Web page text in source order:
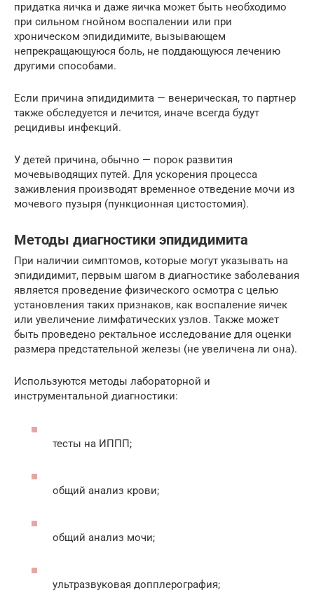
придатка яичка и даже яичка может быть необходимо
при сильном гнойном воспалении или при
хроническом эпидидимите, вызывающем
непрекращающуюся боль, не поддающуюся лечению
другими способами.
Если причина эпидидимита — венерическая, то партнер
также обследуется и лечится, иначе всегда будут
рецидивы инфекций.
У детей причина, обычно — порок развития
мочевыводящих путей. Для ускорения процесса
заживления производят временное отведение мочи из
мочевого пузыря (пункционная цистостомия).
Методы диагностики эпидидимита
При наличии симптомов, которые могут указывать на
эпидидимит, первым шагом в диагностике заболевания
является проведение физического осмотра с целью
установления таких признаков, как воспаление яичек
или увеличение лимфатических узлов. Также может
быть проведено ректальное исследование для оценки
размера предстательной железы (не увеличена ли она).
Используются методы лабораторной и
инструментальной диагностики:
тесты на ИППП;
общий анализ крови;
общий анализ мочи;
ультразвуковая допплерография;